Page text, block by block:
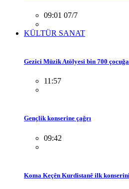
09:01 07/7
KÜLTÜR SANAT
Gezici Müzik Atölyesi bin 700 çocuğa
11:57
Gençlik konserine çağrı
09:42
Koma Keçên Kurdistanê ilk